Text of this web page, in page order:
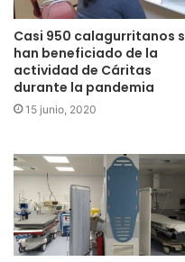
Casi 950 calagurritanos
han beneficiado de la
actividad de Cáritas
durante la pandemia
15 junio, 2020